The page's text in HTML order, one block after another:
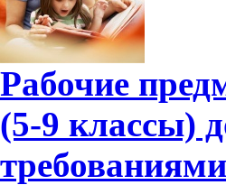
Рабочие
(5-9 классы)